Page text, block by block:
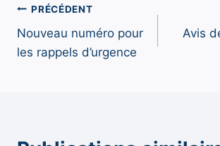
Navigation
de
PRÉCÉDENT
Nouveau numéro pour
les rappels d’urgence
Avis